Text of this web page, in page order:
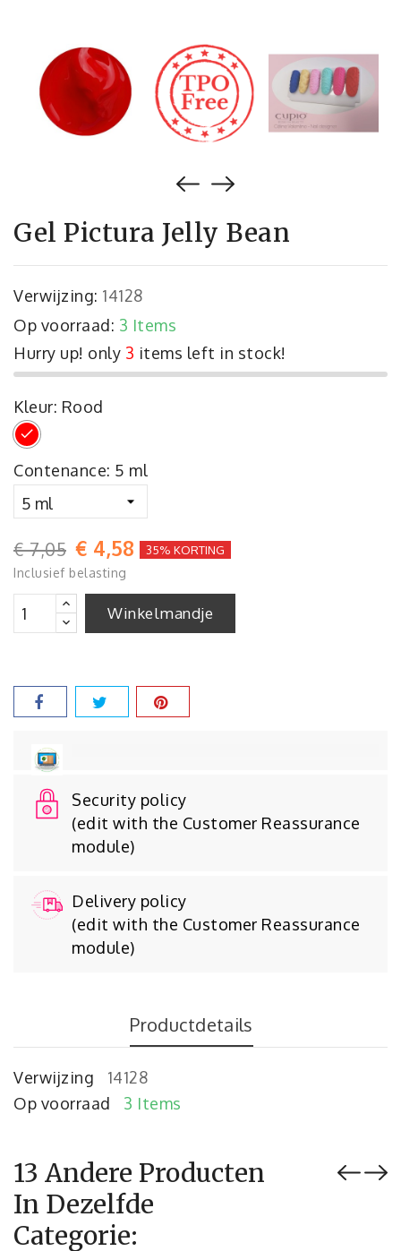
Gel Pictura Jelly Bean
Verwijzing: 14128
Op voorraad: 3 Items
Hurry up! only 3 items left in stock!
Kleur: Rood
Rood
Contenance: 5 ml
€ 7,05 € 4,58 35% KORTING
Inclusief belasting
Winkelmandje
Security policy
(edit with the Customer Reassurance
module)
Delivery policy
(edit with the Customer Reassurance
module)
Productdetails
Verwijzing
14128
Op voorraad
3 Items
13 Andere Producten
In Dezelfde
Categorie: